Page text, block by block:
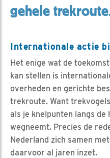
gehele
Internationale actie
Het enige wat de
kan stellen is
overheden en gerichte
trekroute. Want
als je knelpunten langs
wegneemt. Precies de
Nederland zich samen
daarvoor al jaren inzet.